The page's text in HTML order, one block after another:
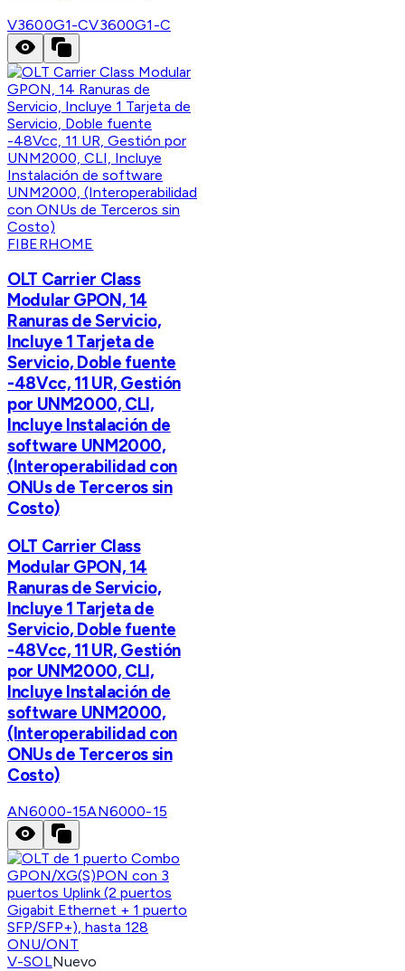
V3600G1-CV3600G1-C
FIBERHOME
OLT Carrier Class
Modular GPON, 14
Ranuras de Servicio,
Incluye 1 Tarjeta de
Servicio, Doble fuente
-48Vcc, 11 UR, Gestión
por UNM2000, CLI,
Incluye Instalación de
software UNM2000,
(Interoperabilidad con
ONUs de Terceros sin
Costo)
OLT Carrier Class
Modular GPON, 14
Ranuras de Servicio,
Incluye 1 Tarjeta de
Servicio, Doble fuente
-48Vcc, 11 UR, Gestión
por UNM2000, CLI,
Incluye Instalación de
software UNM2000,
(Interoperabilidad con
ONUs de Terceros sin
Costo)
AN6000-15AN6000-15
V-SOLNuevo